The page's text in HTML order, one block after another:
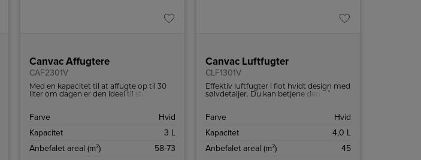
Canvac Affugtere
CAF2301V
Med en kapacitet til at affugte op til 30
liter om dagen er den ideel til større rum
Farve
Hvid
Kapacitet
3 L
Anbefalet areal (m²)
58-73
Canvac Luftfugter
CLF1301V
Effektiv luftfugter i flot hvidt design med
sølvdetaljer. Du kan betjene den på
Farve
Hvid
Kapacitet
4,0 L
Anbefalet areal (m²)
45